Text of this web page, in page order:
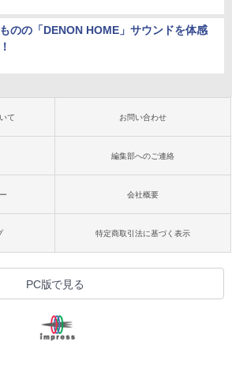
のの「DENON HOME」サウンドを体感
て お問い合わせ
編集部へのご連絡
会社概要
特定商取引法に基づく表示
PC版で見る